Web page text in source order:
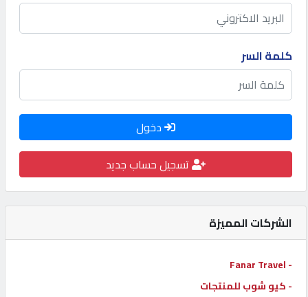
كيو
مزاد
كيو
نمبر
كيو
كارز
كيو
ماركت
الدليل
القطري
كلمة السر
دخول
تسجيل حساب جديد
الشركات المميزة
- Fanar Travel
- كيو شوب للمنتجات